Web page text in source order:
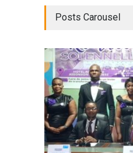
Posts Carousel